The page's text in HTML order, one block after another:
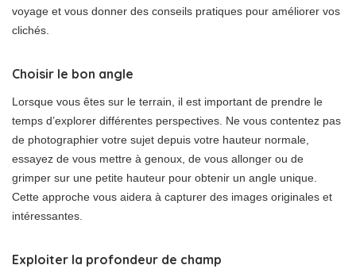
voyage et vous donner des conseils pratiques pour améliorer vos
clichés.
Choisir le bon angle
Lorsque vous êtes sur le terrain, il est important de prendre le
temps d’explorer différentes perspectives. Ne vous contentez pas
de photographier votre sujet depuis votre hauteur normale,
essayez de vous mettre à genoux, de vous allonger ou de
grimper sur une petite hauteur pour obtenir un angle unique.
Cette approche vous aidera à capturer des images originales et
intéressantes.
Exploiter la profondeur de champ